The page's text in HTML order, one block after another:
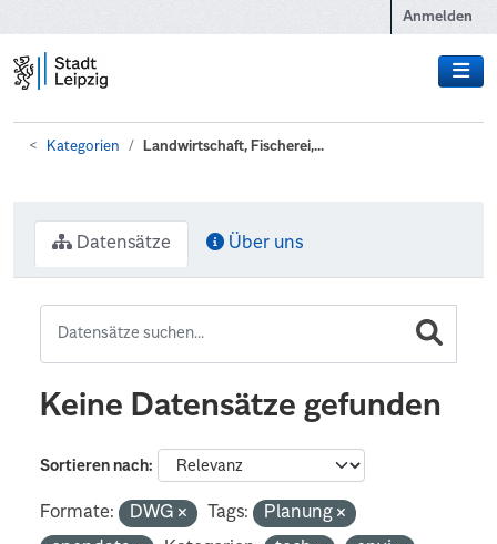
Anmelden
Kategorien Landwirtschaft, Fischerei,...
Datensätze Über uns
Keine Datensätze gefunden
Sortieren nach
Formate: DWG Tags:
Planung